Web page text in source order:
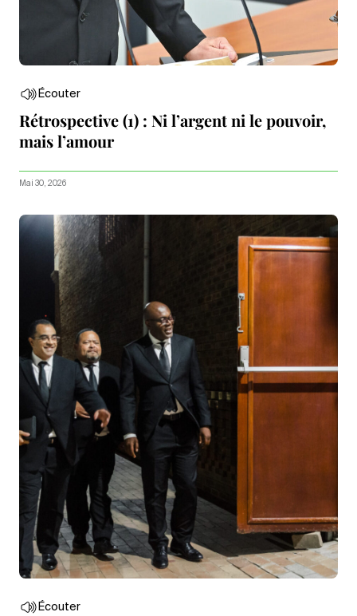
Écouter
Rétrospective (1) : Ni l’argent ni le pouvoir,
mais l’amour
Mai 30, 2026
Écouter